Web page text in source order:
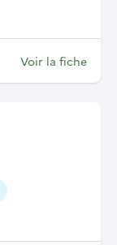
Voir la fiche